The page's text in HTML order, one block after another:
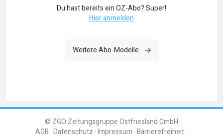
Du hast bereits ein OZ-Abo? Super!
Hier anmelden
Weitere Abo-Modelle
© ZGO Zeitungsgruppe Ostfriesland GmbH
AGB Datenschutz Impressum Barrierefreiheit